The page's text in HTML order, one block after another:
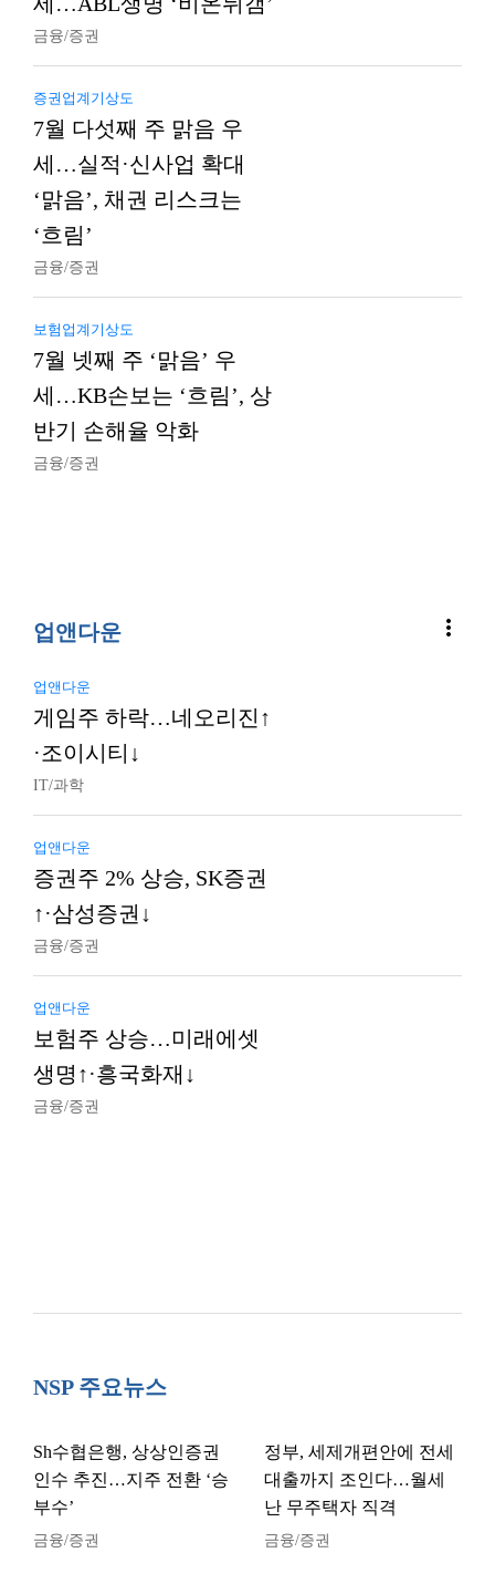
금융/증권
증권업계기상도
7월 다섯째 주 맑음 우
세…실적·신사업 확대
‘맑음’, 채권 리스크는
‘흐림’
금융/증권
보험업계기상도
7월 넷째 주 ‘맑음’ 우
세…KB손보는 ‘흐림’, 상
반기 손해율 악화
금융/증권
업앤다운 more_vert
업앤다운
게임주 하락…네오리진↑
·조이시티↓
IT/과학
업앤다운
증권주 2% 상승, SK증권
↑·삼성증권↓
금융/증권
업앤다운
보험주 상승…미래에셋
생명↑·흥국화재↓
금융/증권
NSP 주요뉴스
Sh수협은행, 상상인증권
인수 추진…지주 전환 ‘승
부수’
금융/증권
정부, 세제개편안에 전세
대출까지 조인다…월세
난 무주택자 직격
금융/증권